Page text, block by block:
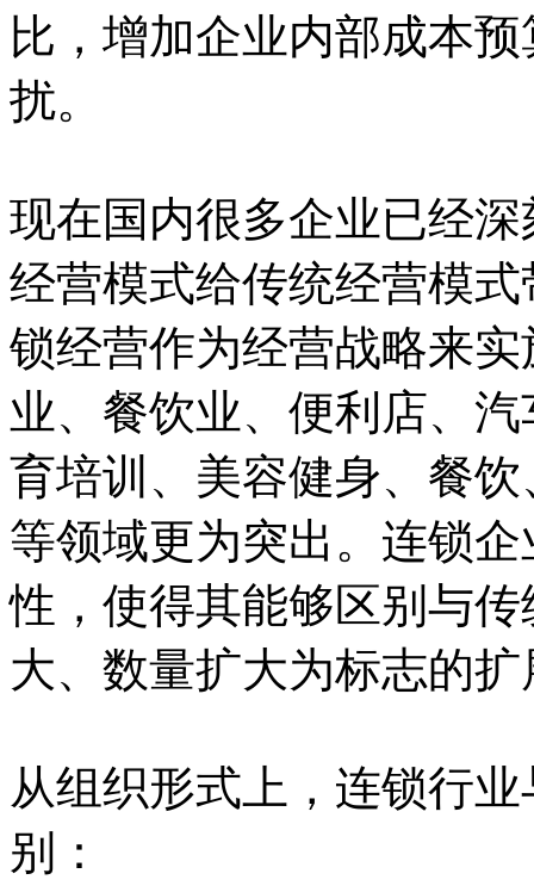
比，增加企业内部成本
扰。
现在国内很多企业已经
经营模式给传统经营模
锁经营作为经营战略来
业、餐饮业、便利店、
育培训、美容健身、餐
等领域更为突出。连锁
性，使得其能够区别与
大、数量扩大为标志的
从组织形式上，连锁行
别：